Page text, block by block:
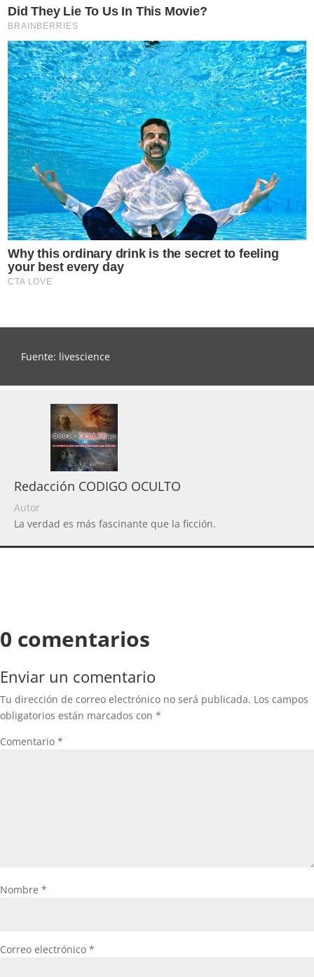
Fuente: livescience
Redacción CODIGO OCULTO
Autor
La verdad es más fascinante que la ficción.
0 comentarios
Enviar un comentario
Tu dirección de correo electrónico no será publicada. Los campos
obligatorios están marcados con *
Comentario *
Nombre *
Correo electrónico *